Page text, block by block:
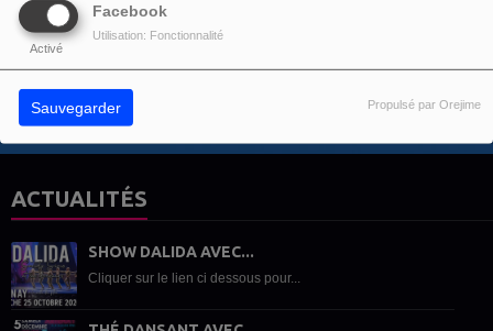
Facebook
Activé
Utilisation: Fonctionnalité
Sauvegarder Propulsé par Orejime
Vous devez être connecté pour commenter
SE CONNECTER
ACTUALITÉS
SHOW DALIDA AVEC...
Cliquer sur le lien ci dessous pour...